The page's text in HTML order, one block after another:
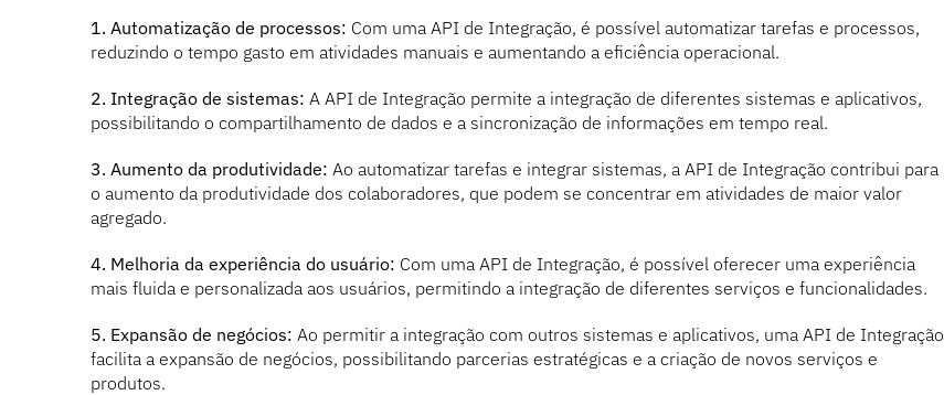
1. Automatização de processos: Com uma API de Integração, é possível automatizar tarefas e processos,
reduzindo o tempo gasto em atividades manuais e aumentando a eficiência operacional.
2. Integração de sistemas: A API de Integração permite a integração de diferentes sistemas e aplicativos,
possibilitando o compartilhamento de dados e a sincronização de informações em tempo real.
3. Aumento da produtividade: Ao automatizar tarefas e integrar sistemas, a API de Integração contribui para
o aumento da produtividade dos colaboradores, que podem se concentrar em atividades de maior valor
agregado.
4. Melhoria da experiência do usuário: Com uma API de Integração, é possível oferecer uma experiência
mais fluida e personalizada aos usuários, permitindo a integração de diferentes serviços e funcionalidades.
5. Expansão de negócios: Ao permitir a integração com outros sistemas e aplicativos, uma API de Integração
facilita a expansão de negócios, possibilitando parcerias estratégicas e a criação de novos serviços e
produtos.